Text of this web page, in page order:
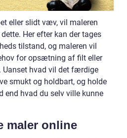
eller slidt væv, vil maleren
Her efter kan der tages
tilstand, og maleren vil
for opsætning af filt eller
Uanset hvad vil det færdige
smukt og holdbart, og holde
end hvad du selv ville kunne
maler online